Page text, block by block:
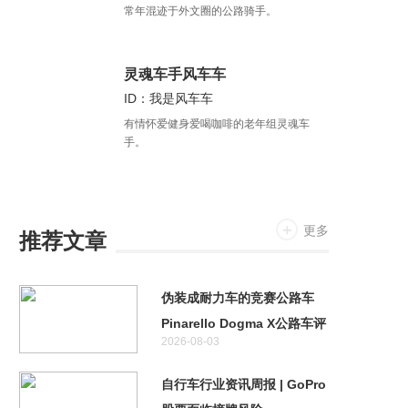
常年混迹于外文圈的公路骑手。
灵魂车手风车车
ID：我是风车车
有情怀爱健身爱喝咖啡的老年组灵魂车
手。
推荐文章 更多
伪装成耐力车的竞赛公路车
Pinarello Dogma X公路车评
测
2026-08-03
自行车行业资讯周报 | GoPro